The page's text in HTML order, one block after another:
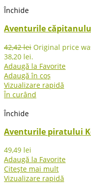
Închide
Aventurile
42,42lei Original price
38,20 lei.
Adaugă la Favorite
Adaugă în coș
Vizualizare rapidă
În curând
Închide
Aventurile piratului
49,49 lei
Adaugă la Favorite
Citește mai mult
Vizualizare rapidă